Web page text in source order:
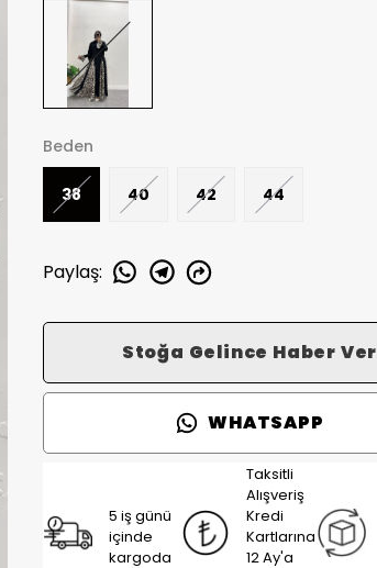
Beden
38 40 42 44
Paylaş:
Stoğa Gelince Haber Ver
WHATSAPP
5 iş günü
içinde
kargoda
Taksitli
Alışveriş
Kredi
Kartlarına
12 Ay'a